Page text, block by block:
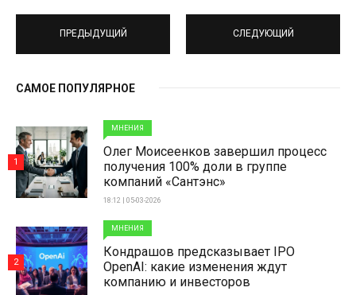
ПРЕДЫДУЩИЙ СЛЕДУЮЩИЙ
САМОЕ ПОПУЛЯРНОЕ
МНЕНИЯ
Олег Моисеенков завершил процесс
получения 100% доли в группе
компаний «Сантэнс»
18:12 | 05-03-2026
1
МНЕНИЯ
Кондрашов предсказывает IPO
OpenAI: какие изменения ждут
компанию и инвесторов
2